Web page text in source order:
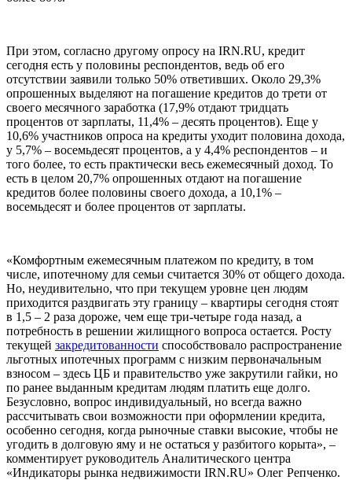
При этом, согласно другому опросу на IRN.RU, кредит
сегодня есть у половины респондентов, ведь об его
отсутствии заявили только 50% ответивших. Около 29,3%
опрошенных выделяют на погашение кредитов до трети от
своего месячного заработка (17,9% отдают тридцать
процентов от зарплаты, 11,4% – десять процентов). Еще у
10,6% участников опроса на кредиты уходит половина дохода,
у 5,7% – восемьдесят процентов, а у 4,4% респондентов – и
того более, то есть практически весь ежемесячный доход. То
есть в целом 20,7% опрошенных отдают на погашение
кредитов более половины своего дохода, а 10,1% –
восемьдесят и более процентов от зарплаты.
«Комфортным ежемесячным платежом по кредиту, в том
числе, ипотечному для семьи считается 30% от общего дохода.
Но, неудивительно, что при текущем уровне цен людям
приходится раздвигать эту границу – квартиры сегодня стоят
в 1,5 – 2 раза дороже, чем еще три-четыре года назад, а
потребность в решении жилищного вопроса остается. Росту
текущей закредитованности способствовало распространение
льготных ипотечных программ с низким первоначальным
взносом – здесь ЦБ и правительство уже закрутили гайки, но
по ранее выданным кредитам людям платить еще долго.
Безусловно, вопрос индивидуальный, но всегда важно
рассчитывать свои возможности при оформлении кредита,
особенно сегодня, когда рыночные ставки высокие, чтобы не
угодить в долговую яму и не остаться у разбитого корыта», –
комментирует руководитель Аналитического центра
«Индикаторы рынка недвижимости IRN.RU» Олег Репченко.